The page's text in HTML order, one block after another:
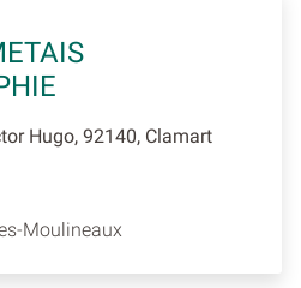
Hugo, 92140, Clamart
Moulineaux